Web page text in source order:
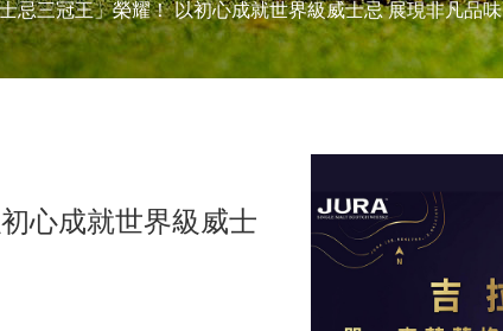
忌三冠王」榮耀！ 以初心成就世界級威士忌 展現非凡品味
心成就世界級威士